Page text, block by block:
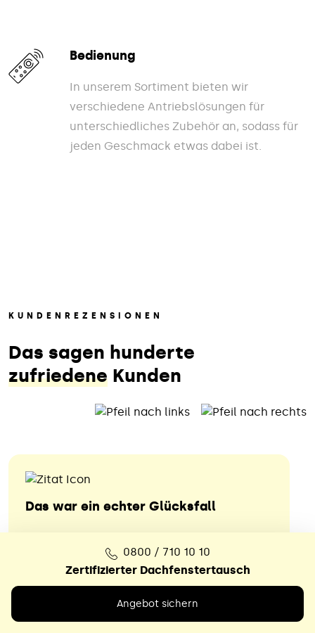
Bedienung
In unserem Sortiment bieten wir
verschiedene Antriebslösungen für
unterschiedliches Zubehör an, sodass für
jeden Geschmack etwas dabei ist.
KUNDENREZENSIONEN
Das sagen hunderte
zufriedene Kunden
Das war ein echter Glücksfall
Kostenvoranschlag eines örtlichen
Dachdeckerbetriebs hat sich der Meister,
vielleicht wegen kritischer Rückfragen,
0800 / 710 10 10
Zertifizierter Dachfenstertausch
Angebot sichern